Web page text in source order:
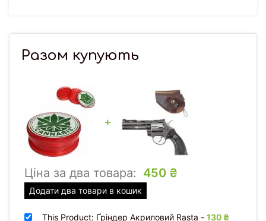
Разом купують
+
Ціна за два товара: 450 ₴
Додати два товари в кошик
This Product: Ґріндер Акриловий Rasta - 130 ₴